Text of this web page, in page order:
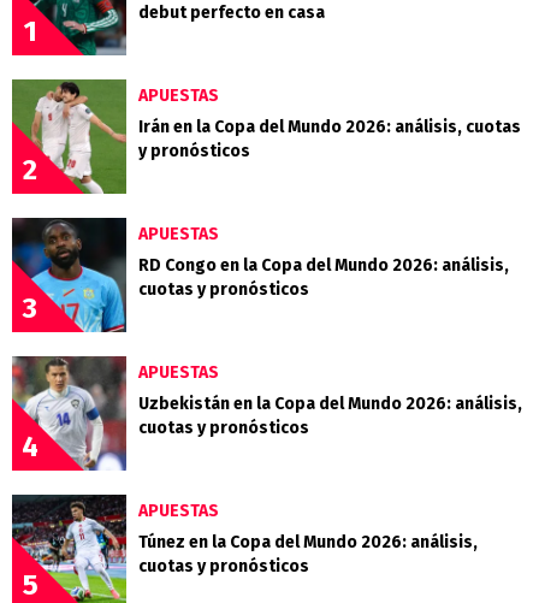
1
debut perfecto en casa
2
APUESTAS
Irán en la Copa del Mundo 2026: análisis, cuotas
y pronósticos
3
APUESTAS
RD Congo en la Copa del Mundo 2026: análisis,
cuotas y pronósticos
4
APUESTAS
Uzbekistán en la Copa del Mundo 2026: análisis,
cuotas y pronósticos
5
APUESTAS
Túnez en la Copa del Mundo 2026: análisis,
cuotas y pronósticos